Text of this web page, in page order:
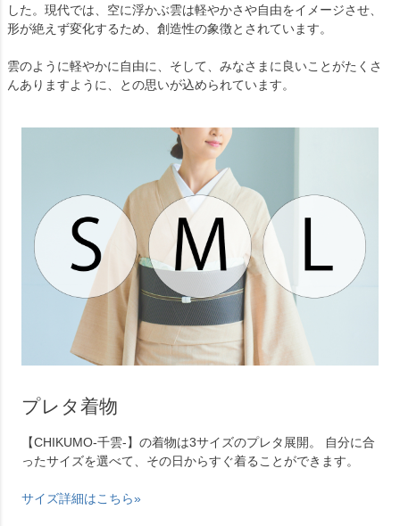
した。現代では、空に浮かぶ雲は軽やかさや自由をイメージさせ、
形が絶えず変化するため、創造性の象徴とされています。
雲のように軽やかに自由に、そして、みなさまに良いことがたくさ
んありますように、との思いが込められています。
プレタ着物
【CHIKUMO-千雲-】の着物は3サイズのプレタ展開。 自分に合
ったサイズを選べて、その日からすぐ着ることができます。
サイズ詳細はこちら»